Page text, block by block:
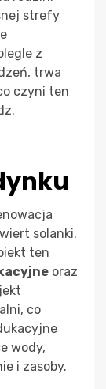
strefy
z
trwa
czyni ten
solanki.
ten
oraz
co
wody,
i zasoby.